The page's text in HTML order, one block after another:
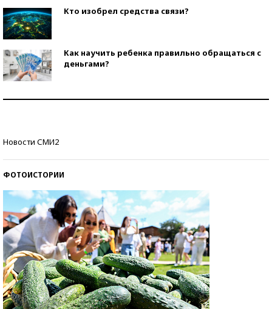
Кто изобрел средства связи?
Как научить ребенка правильно обращаться с
деньгами?
Новости СМИ2
ФОТОИСТОРИИ